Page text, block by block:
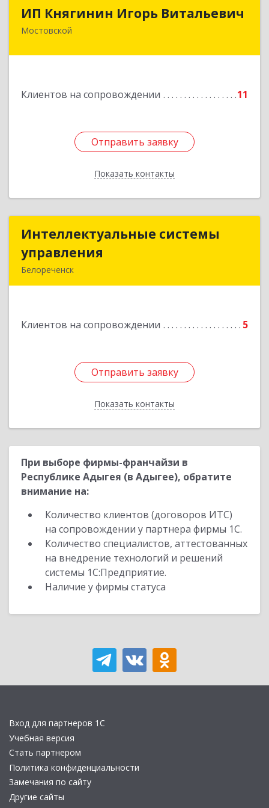
ИП Княгинин Игорь Витальевич
Мостовской
Клиентов на сопровождении 11
Отправить заявку
Показать контакты
352570, Краснодарский край, Мостовский р-н,
Отправить заявку
Назад
Интеллектуальные системы
управления
Белореченск
Клиентов на сопровождении 5
Отправить заявку
Показать контакты
Интеллектуальные системы
Подробнее
Отправить заявку
Назад
При выборе фирмы-франчайзи в
Республике Адыгея (в Адыгее), обратите
внимание на:
Количество клиентов (договоров ИТС)
на сопровождении у партнера фирмы 1С.
Количество специалистов, аттестованных
на внедрение технологий и решений
системы 1С:Предприятие.
Наличие у фирмы статуса
Вход для партнеров 1С
Учебная версия
Стать партнером
Политика конфиденциальности
Замечания по сайту
Другие сайты